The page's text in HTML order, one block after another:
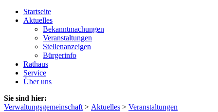
Startseite
Aktuelles
Bekanntmachungen
Veranstaltungen
Stellenanzeigen
Bürgerinfo
Rathaus
Service
Über uns
Sie sind hier:
Verwaltungsgemeinschaft > Aktuelles > Veranstaltungen